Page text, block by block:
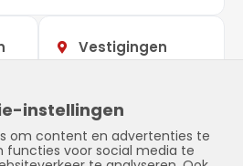
Vestigingen
Tinnegieter 7
9502 EX Stadskanaal
instellingen
om content en advertenties te
functies voor social media te